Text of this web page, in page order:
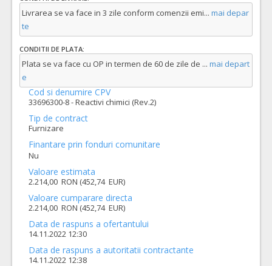
Livrarea se va face in 3 zile conform comenzii emi... mai depar
te
CONDITII DE PLATA:
Plata se va face cu OP in termen de 60 de zile de ... mai depart
e
Cod si denumire CPV
33696300-8 - Reactivi chimici (Rev.2)
Tip de contract
Furnizare
Finantare prin fonduri comunitare
Nu
Valoare estimata
2.214,00 RON (452,74 EUR)
Valoare cumparare directa
2.214,00 RON (452,74 EUR)
Data de raspuns a ofertantului
14.11.2022 12:30
Data de raspuns a autoritatii contractante
14.11.2022 12:38